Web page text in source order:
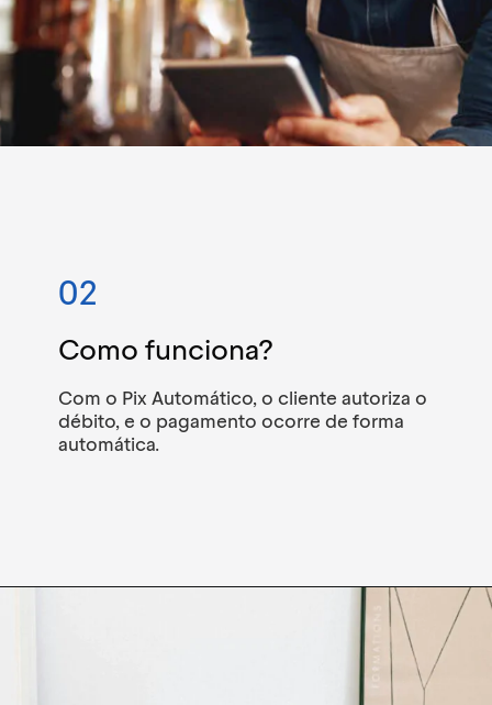
Com o Pix Automático, o cliente autoriza o
débito, e o pagamento ocorre de forma
automática.
Como funciona?
02